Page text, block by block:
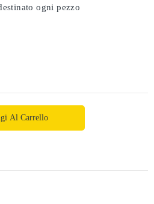
ogni pezzo
Al Carrello